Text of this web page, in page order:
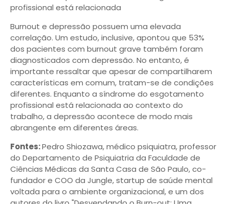
profissional está relacionada
Burnout e depressão possuem uma elevada
correlação. Um estudo, inclusive, apontou que 53%
dos pacientes com burnout grave também foram
diagnosticados com depressão. No entanto, é
importante ressaltar que apesar de compartilharem
características em comum, tratam-se de condições
diferentes. Enquanto a síndrome do esgotamento
profissional está relacionada ao contexto do
trabalho, a depressão acontece de modo mais
abrangente em diferentes áreas.
Fontes:Pedro Shiozawa, médico psiquiatra, professor
do Departamento de Psiquiatria da Faculdade de
Ciências Médicas da Santa Casa de São Paulo, co-
fundador e COO da Jungle, startup de saúde mental
voltada para o ambiente organizacional, e um dos